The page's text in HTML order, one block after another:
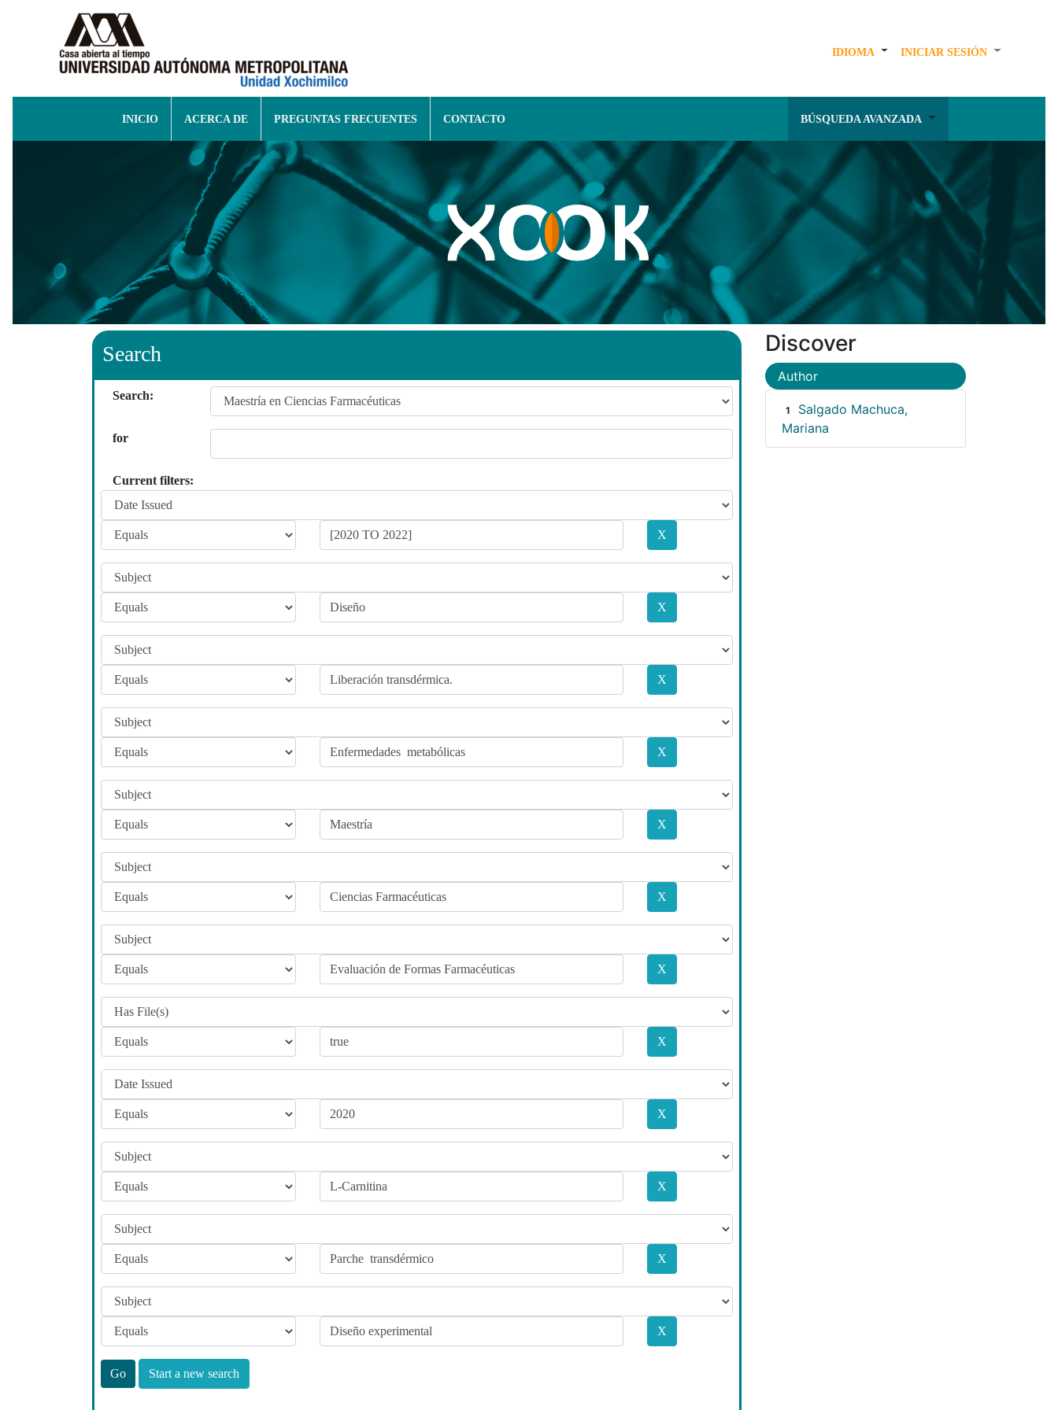
IDIOMA INICIAR SESIÓN
INICIO ACERCA DE PREGUNTAS FRECUENTES CONTACTO BÚSQUEDA AVANZADA
Search
Search:
for
Current filters:
Start a new search
Discover
Author
1
Salgado Machuca,
Mariana